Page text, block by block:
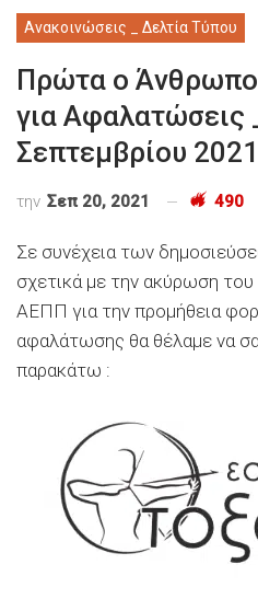
Ανακοινώσεις _ Δελτία Τύπου
Πρώτα ο
για Αφαλατώσεις
Σεπτεμβρίου 2021
την Σεπ 20, 2021 490
Σε συνέχεια των
σχετικά με την ακύρωση
ΑΕΠΠ για την προμήθεια
αφαλάτωσης θα θέλαμε να
παρακάτω :